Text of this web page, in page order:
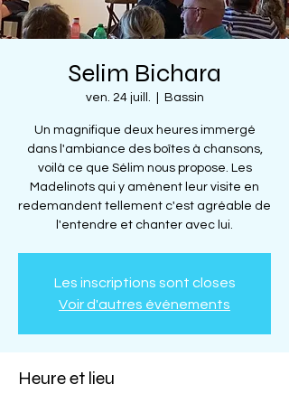
Selim Bichara
ven. 24 juill. Bassin
Un magnifique deux heures immergé
dans l'ambiance des boîtes à chansons,
voilà ce que Sélim nous propose. Les
Madelinots qui y amènent leur visite en
redemandent tellement c'est agréable de
l'entendre et chanter avec lui.
Les inscriptions sont closes
Voir d'autres événements
Heure et lieu